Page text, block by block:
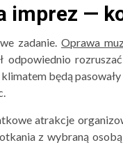
imprez —
zadanie. Oprawa
odpowiednio
będą
atrakcje
z wybraną